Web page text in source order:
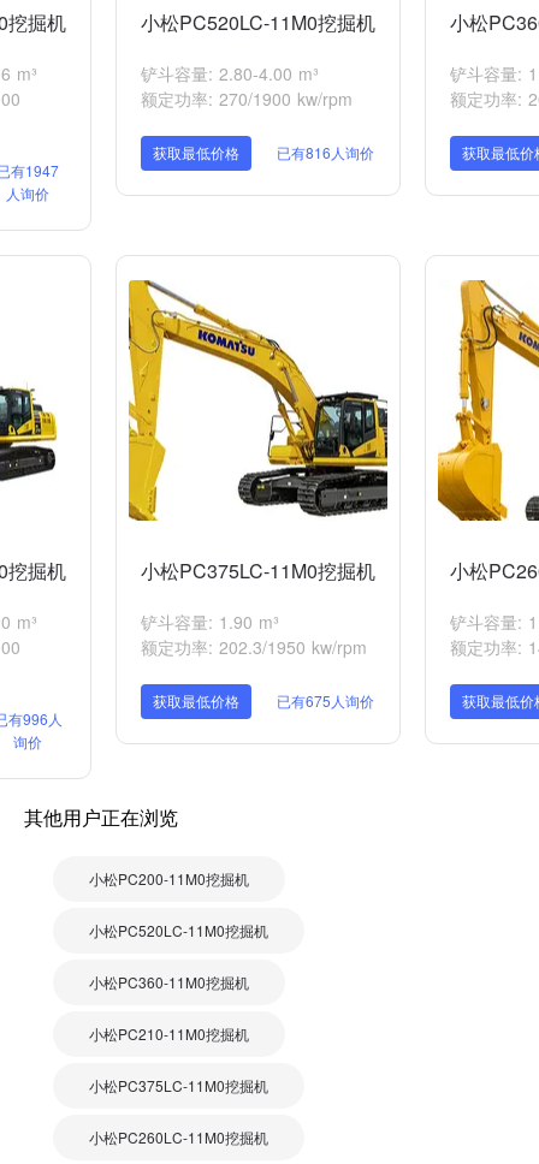
挖掘机
m³
有1947
人询价
小松PC520LC-11M0挖掘机
铲斗容量: 2.80-4.00 m³
额定功率: 270/1900 kw/rpm
获取最低价格 已有816人询价
小松
铲斗容量:
额定功率:
获取最低价
挖掘机
m³
有996人
询价
小松PC375LC-11M0挖掘机
铲斗容量: 1.90 m³
额定功率: 202.3/1950 kw/rpm
获取最低价格 已有675人询价
小松
铲斗容量:
额定功率:
获取最低价
其他用户正在浏览
小松PC200-11M0挖掘机
小松PC520LC-11M0挖掘机
小松PC360-11M0挖掘机
小松PC210-11M0挖掘机
小松PC375LC-11M0挖掘机
小松PC260LC-11M0挖掘机